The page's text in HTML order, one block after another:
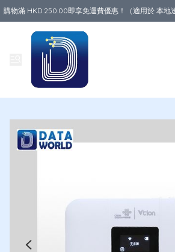
購物滿 HKD 250.00即享免運費優惠！（適用於 本地